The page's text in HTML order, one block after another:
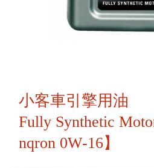
小客車引擎用油
Fully Synthetic
nqron 0W-16】